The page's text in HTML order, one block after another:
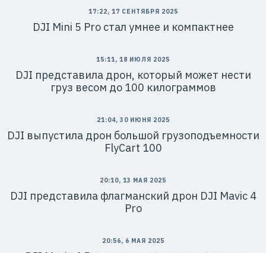
17:22, 17 СЕНТЯБРЯ 2025
DJI Mini 5 Pro стал умнее и компактнее
15:11, 18 ИЮЛЯ 2025
DJI представила дрон, который может нести
груз весом до 100 килограммов
21:04, 30 ИЮНЯ 2025
DJI выпустила дрон большой грузоподъемности
FlyCart 100
20:10, 13 МАЯ 2025
DJI представила флагманский дрон DJI Mavic 4
Pro
20:56, 6 МАЯ 2025